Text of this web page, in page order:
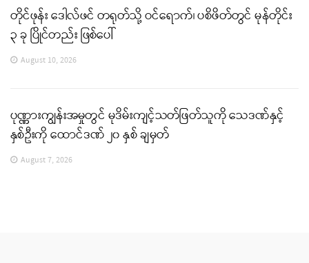
တိုင်ဖုန်း ဒေါလ်ဖင် တရုတ်သို့ ဝင်ရောက်၊ ပစိဖိတ်တွင် မုန်တိုင်း
၃ ခု ပြိုင်တည်း ဖြစ်ပေါ်
August 10, 2026
ပုဏ္ဏားကျွန်းအမှုတွင် မုဒိမ်းကျင့်သတ်ဖြတ်သူကို သေဒဏ်နှင့်
နှစ်ဦးကို ထောင်ဒဏ် ၂၀ နှစ် ချမှတ်
August 7, 2026